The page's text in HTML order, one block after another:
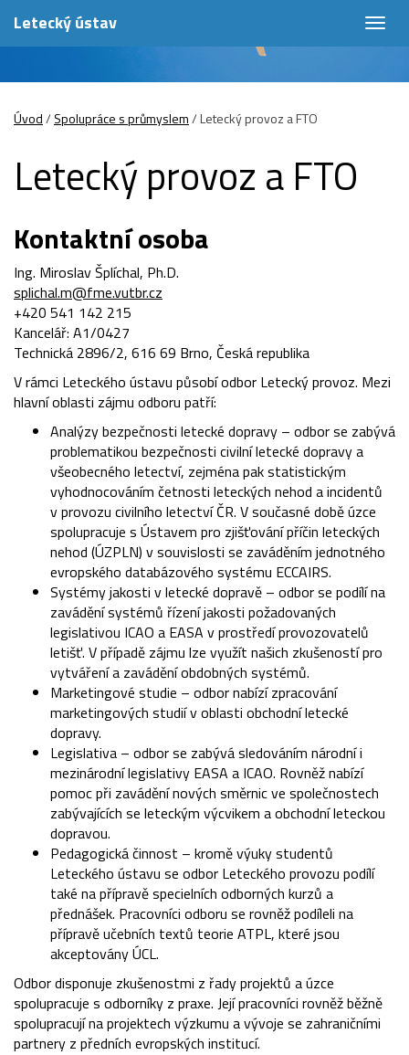
Letecký ústav
Úvod/ Spolupráce s průmyslem/Letecký provoz a FTO
Letecký provoz a FTO
Kontaktní osoba
Ing. Miroslav Šplíchal, Ph.D.
splichal.m@fme.vutbr.cz
+420 541 142 215
Kancelář: A1/0427
Technická 2896/2, 616 69 Brno, Česká republika
V rámci Leteckého ústavu působí odbor Letecký provoz. Mezi
hlavní oblasti zájmu odboru patří:
Analýzy bezpečnosti letecké dopravy – odbor se zabývá
problematikou bezpečnosti civilní letecké dopravy a
všeobecného letectví, zejména pak statistickým
vyhodnocováním četnosti leteckých nehod a incidentů
v provozu civilního letectví ČR. V současné době úzce
spolupracuje s Ústavem pro zjišťování příčin leteckých
nehod (ÚZPLN) v souvislosti se zaváděním jednotného
evropského databázového systému ECCAIRS.
Systémy jakosti v letecké dopravě – odbor se podílí na
zavádění systémů řízení jakosti požadovaných
legislativou ICAO a EASA v prostředí provozovatelů
letišť. V případě zájmu lze využít našich zkušeností pro
vytváření a zavádění obdobných systémů.
Marketingové studie – odbor nabízí zpracování
marketingových studií v oblasti obchodní letecké
dopravy.
Legislativa – odbor se zabývá sledováním národní i
mezinárodní legislativy EASA a ICAO. Rovněž nabízí
pomoc při zavádění nových směrnic ve společnostech
zabývajících se leteckým výcvikem a obchodní leteckou
dopravou.
Pedagogická činnost – kromě výuky studentů
Leteckého ústavu se odbor Leteckého provozu podílí
také na přípravě specielních odborných kurzů a
přednášek. Pracovníci odboru se rovněž podíleli na
přípravě učebních textů teorie ATPL, které jsou
akceptovány ÚCL.
Odbor disponuje zkušenostmi z řady projektů a úzce
spolupracuje s odborníky z praxe. Její pracovníci rovněž běžně
spolupracují na projektech výzkumu a vývoje se zahraničními
partnery z předních evropských institucí.